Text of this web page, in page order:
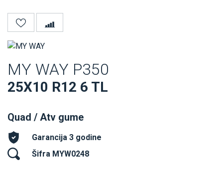
MY WAY P350
25X10 R12 6 TL
Quad / Atv gume
Garancija 3 godine
Šifra MYW0248